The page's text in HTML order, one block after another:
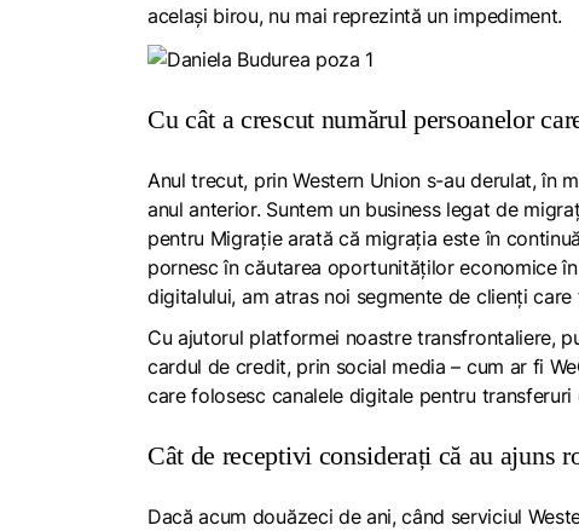
același birou, nu mai reprezintă un impediment.
Cu cât a crescut numărul persoanelor
Anul trecut, prin Western Union s-au derulat, în
anul anterior. Suntem un business legat de
pentru Migrație arată că migrația este în
pornesc în căutarea oportunităților economice
digitalului, am atras noi segmente de clienți
Cu ajutorul platformei noastre transfrontaliere,
cardul de credit, prin social media – cum ar fi
care folosesc canalele digitale pentru
Cât de receptivi considerați că au ajuns
Dacă acum douăzeci de ani, când serviciul